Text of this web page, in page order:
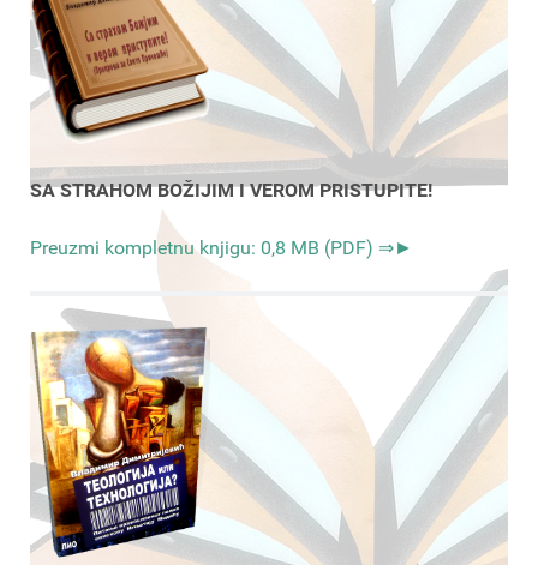
SA STRAHOM BOŽIJIM I VEROM PRISTUPITE!
Preuzmi kompletnu knjigu: 0,8 MB (PDF) ⇒►